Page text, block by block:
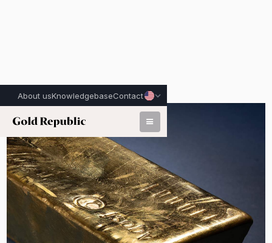
About usKnowledgebaseContact
Published on:March 19th, 2026